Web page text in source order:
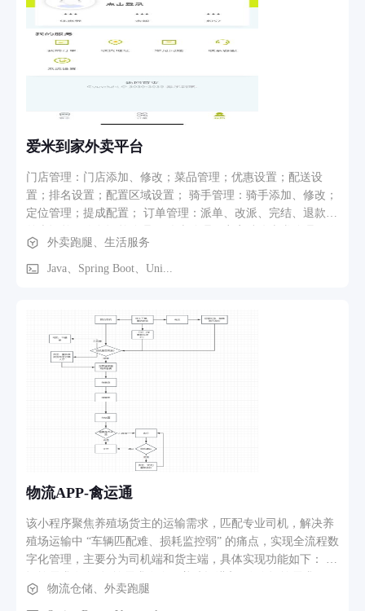
录、地址管理、优惠券、收藏夹、客服中心 4. 商家端核心功能
管理：商品上下架、分类管理、库存管理、价格调整 订单管
理：接单 / 拒单、订单打印、出餐提醒、退款处理 数据统计：
订单统计、营收统计、用户分析、评价管理 3. 骑手端核心功能
取餐导航、送达确认、异常订单上报 个人中心：收入统计、提
现管理、评价查看、在线客服 5. 平台管理端核心功能 用户管
理：用户列表、用户封禁、权限管理 商家管理：商家审核、商
家封禁、店铺推荐 订单管理：订单查询、异常订单处理、退款
审核 运营管理：活动管理、优惠券管理、轮播图管理 数据中
心：平台整体数据统计、运营报表生成
爱米到家外卖平台
门店管理：门店添加、修改；菜品管理；优惠设置；配送设
置；排名设置；配置区域设置； 骑手管理：骑手添加、修改；
定位管理；提成配置； 订单管理：派单、改派、完结、退款；
理端优惠券管理； 账户管理：代理账户管理；子账户管理；商
家账户管理； 财务管理：提现申请、审核；
外卖跑腿、生活服务
Java、Spring Boot、Uni...
物流APP-禽运通
该小程序聚焦养殖场货主的运输需求，匹配专业司机，解决养
殖场运输中 “车辆匹配难、损耗监控弱” 的痛点，实现全流程数
字化管理，主要分为司机端和货主端，具体实现功能如下： 1.
页，选择家禽，填写运输信息：起止地（支持定位自动填充养
物流仓储、外卖跑腿